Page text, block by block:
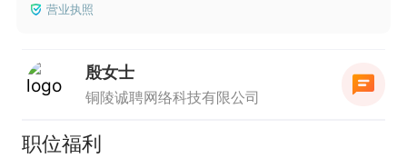
营业执照
殷女士
铜陵诚聘网络科技有限公司
职位福利